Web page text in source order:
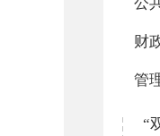
财
管
“